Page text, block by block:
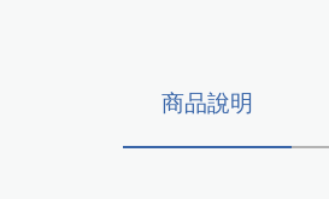
商品說明